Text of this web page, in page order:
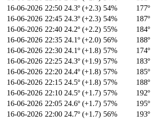
16-06-2026 22:50 24.3º (+2.3) 54%
16-06-2026 22:45 24.3º (+2.3) 54%
16-06-2026 22:40 24.2º (+2.2) 55%
16-06-2026 22:35 24.1º (+2.0) 56%
16-06-2026 22:30 24.1º (+1.8) 57%
16-06-2026 22:25 24.3º (+1.9) 57%
16-06-2026 22:20 24.4º (+1.8) 57%
16-06-2026 22:15 24.5º (+1.8) 57%
16-06-2026 22:10 24.5º (+1.7) 57%
16-06-2026 22:05 24.6º (+1.7) 57%
16-06-2026 22:00 24.7º (+1.7) 56%